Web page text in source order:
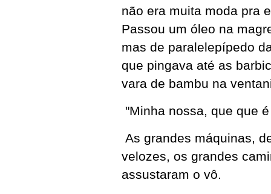
não era muita moda pra
Passou um óleo na
mas de paralelepípedo
que pingava até as
vara de bambu na
"Minha nossa, que que
As grandes máquinas,
velozes, os grandes
assustaram o vô.